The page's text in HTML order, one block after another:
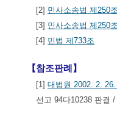
[2] 민사소송법 제250조
[3] 민사소송법 제250조
[4] 민법 제733조
【참조판례】
[1] 대법원 2002. 2.
선고 94다10238 판결 /